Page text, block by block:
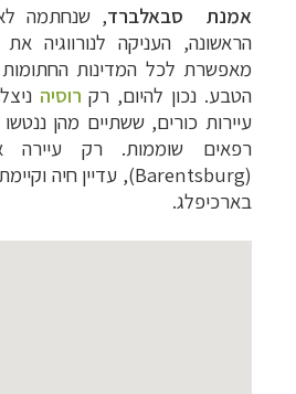
אמנת סבאלברד, שנחתמה
הראשונה, העניקה לנורווגיה
מאפשרת לכל המדינות החתומות
הטבע. נכון להיום, רק רוסיה
עיירות כורים, ששתיים מהן ננטשו
רפאים שוממות. רק עיירה
(
Barentsburg), עדיין חיה
בארכיפלג.